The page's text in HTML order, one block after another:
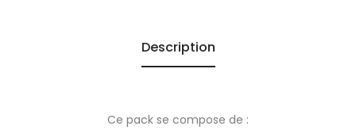
Description
Ce pack se compose de :